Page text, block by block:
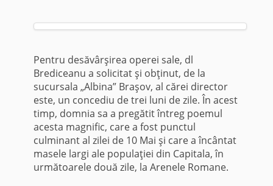
Pentru desăvârşirea operei sale, dl
Brediceanu a solicitat şi obţinut, de la
sucursala „Albina” Braşov, al cărei director
este, un concediu de trei luni de zile. În acest
timp, domnia sa a pregătit întreg poemul
acesta magnific, care a fost punctul
culminant al zilei de 10 Mai şi care a încântat
masele largi ale populaţiei din Capitala, în
următoarele două zile, la Arenele Romane.